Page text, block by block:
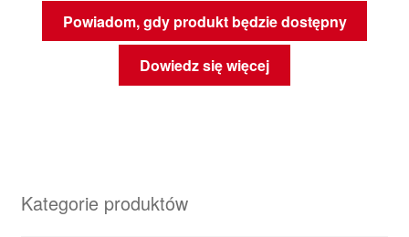
Powiadom, gdy produkt będzie dostępny
Dowiedz się więcej
Kategorie produktów